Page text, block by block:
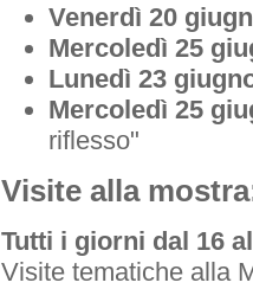
Venerdì 20
Mercoledì 25
Lunedì 23
Mercoledì 25
riflesso"
Visite alla
Tutti i giorni dal 16
Visite tematiche alla